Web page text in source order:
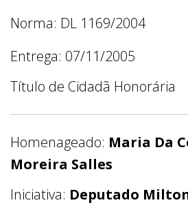
Norma: DL 1169/2004
Entrega: 07/11/2005
Título de Cidadã Honorária
Homenageado: Maria Da
Moreira Salles
Iniciativa: Deputado